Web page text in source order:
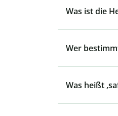
Was ist die
Wer
Was heißt